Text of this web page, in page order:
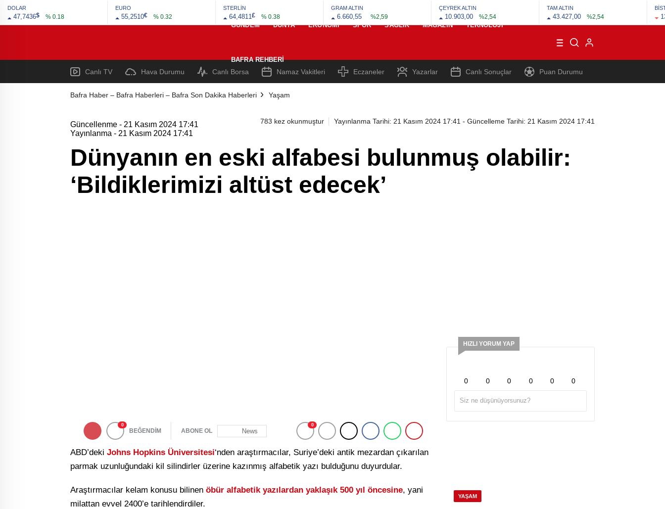
DOLAR
47,7436$ % 0.18
EURO
55,2510€ % 0.32
STERLİN
64,4811£ % 0.38
GRAM ALTIN
6.660,55 %2,59
ÇEYREK ALTIN
10.903,00 %2,54
TAM ALTIN
43.427,00 %2,54
GÜNDEM
DÜNYA EKONOMI SPOR SAĞLIK MAGAZIN TEKNOLOJI
BAFRA REHBERI
Canlı TV Hava Durumu Canlı Borsa Namaz Vakitleri Eczaneler Yazarlar Canlı Sonuçlar Puan Durumu
Bafra Haber – Bafra Haberleri – Bafra Son Dakika Haberleri Yaşam
783 kez okunmuştur Yayınlanma Tarihi: 21 Kasım 2024 17:41 - Güncelleme Tarihi: 21 Kasım 2024 17:41
Güncellenme - 21 Kasım 2024 17:41
Yayınlanma - 21 Kasım 2024 17:41
Dünyanın en eski alfabesi bulunmuş olabilir:
‘Bildiklerimizi altüst edecek’
0
BEĞENDİM ABONE OL News
0
ABD’deki Johns Hopkins Üniversitesi‘nden araştırmacılar, Suriye’deki antik mezardan çıkarılan
parmak uzunluğundaki kil silindirler üzerine kazınmış alfabetik yazı bulduğunu duyurdular.
Araştırmacılar kelam konusu bilinen öbür alfabetik yazılardan yaklaşık 500 yıl öncesine, yani
milattan evvel 2400’e tarihlendirdiler.
HIZLI YORUM YAP
0 0 0 0 0 0
YAŞAM